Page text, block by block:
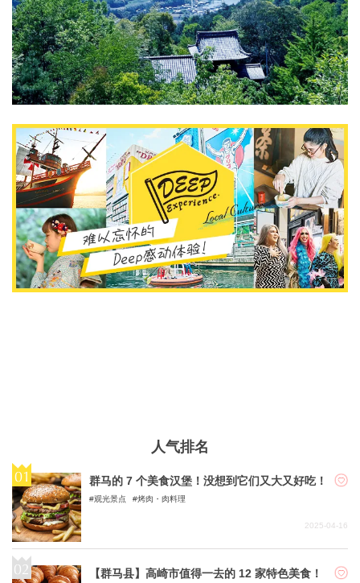
人气排名
群马的 7 个美食汉堡！没想到它们又大又好吃！
观光景点 烤肉・肉料理
2025-04-16
【群马县】高崎市值得一去的 12 家特色美食！